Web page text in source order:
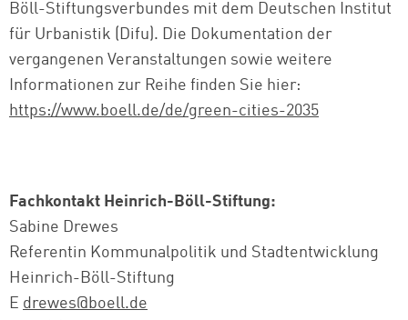
Böll-Stiftungsverbundes mit dem Deutschen Institut
für Urbanistik (Difu). Die Dokumentation der
vergangenen Veranstaltungen sowie weitere
Informationen zur Reihe finden Sie hier:
https://www.boell.de/de/green-cities-2035
Fachkontakt Heinrich-Böll-Stiftung:
Sabine Drewes
Referentin Kommunalpolitik und Stadtentwicklung
Heinrich-Böll-Stiftung
E drewes@boell.de